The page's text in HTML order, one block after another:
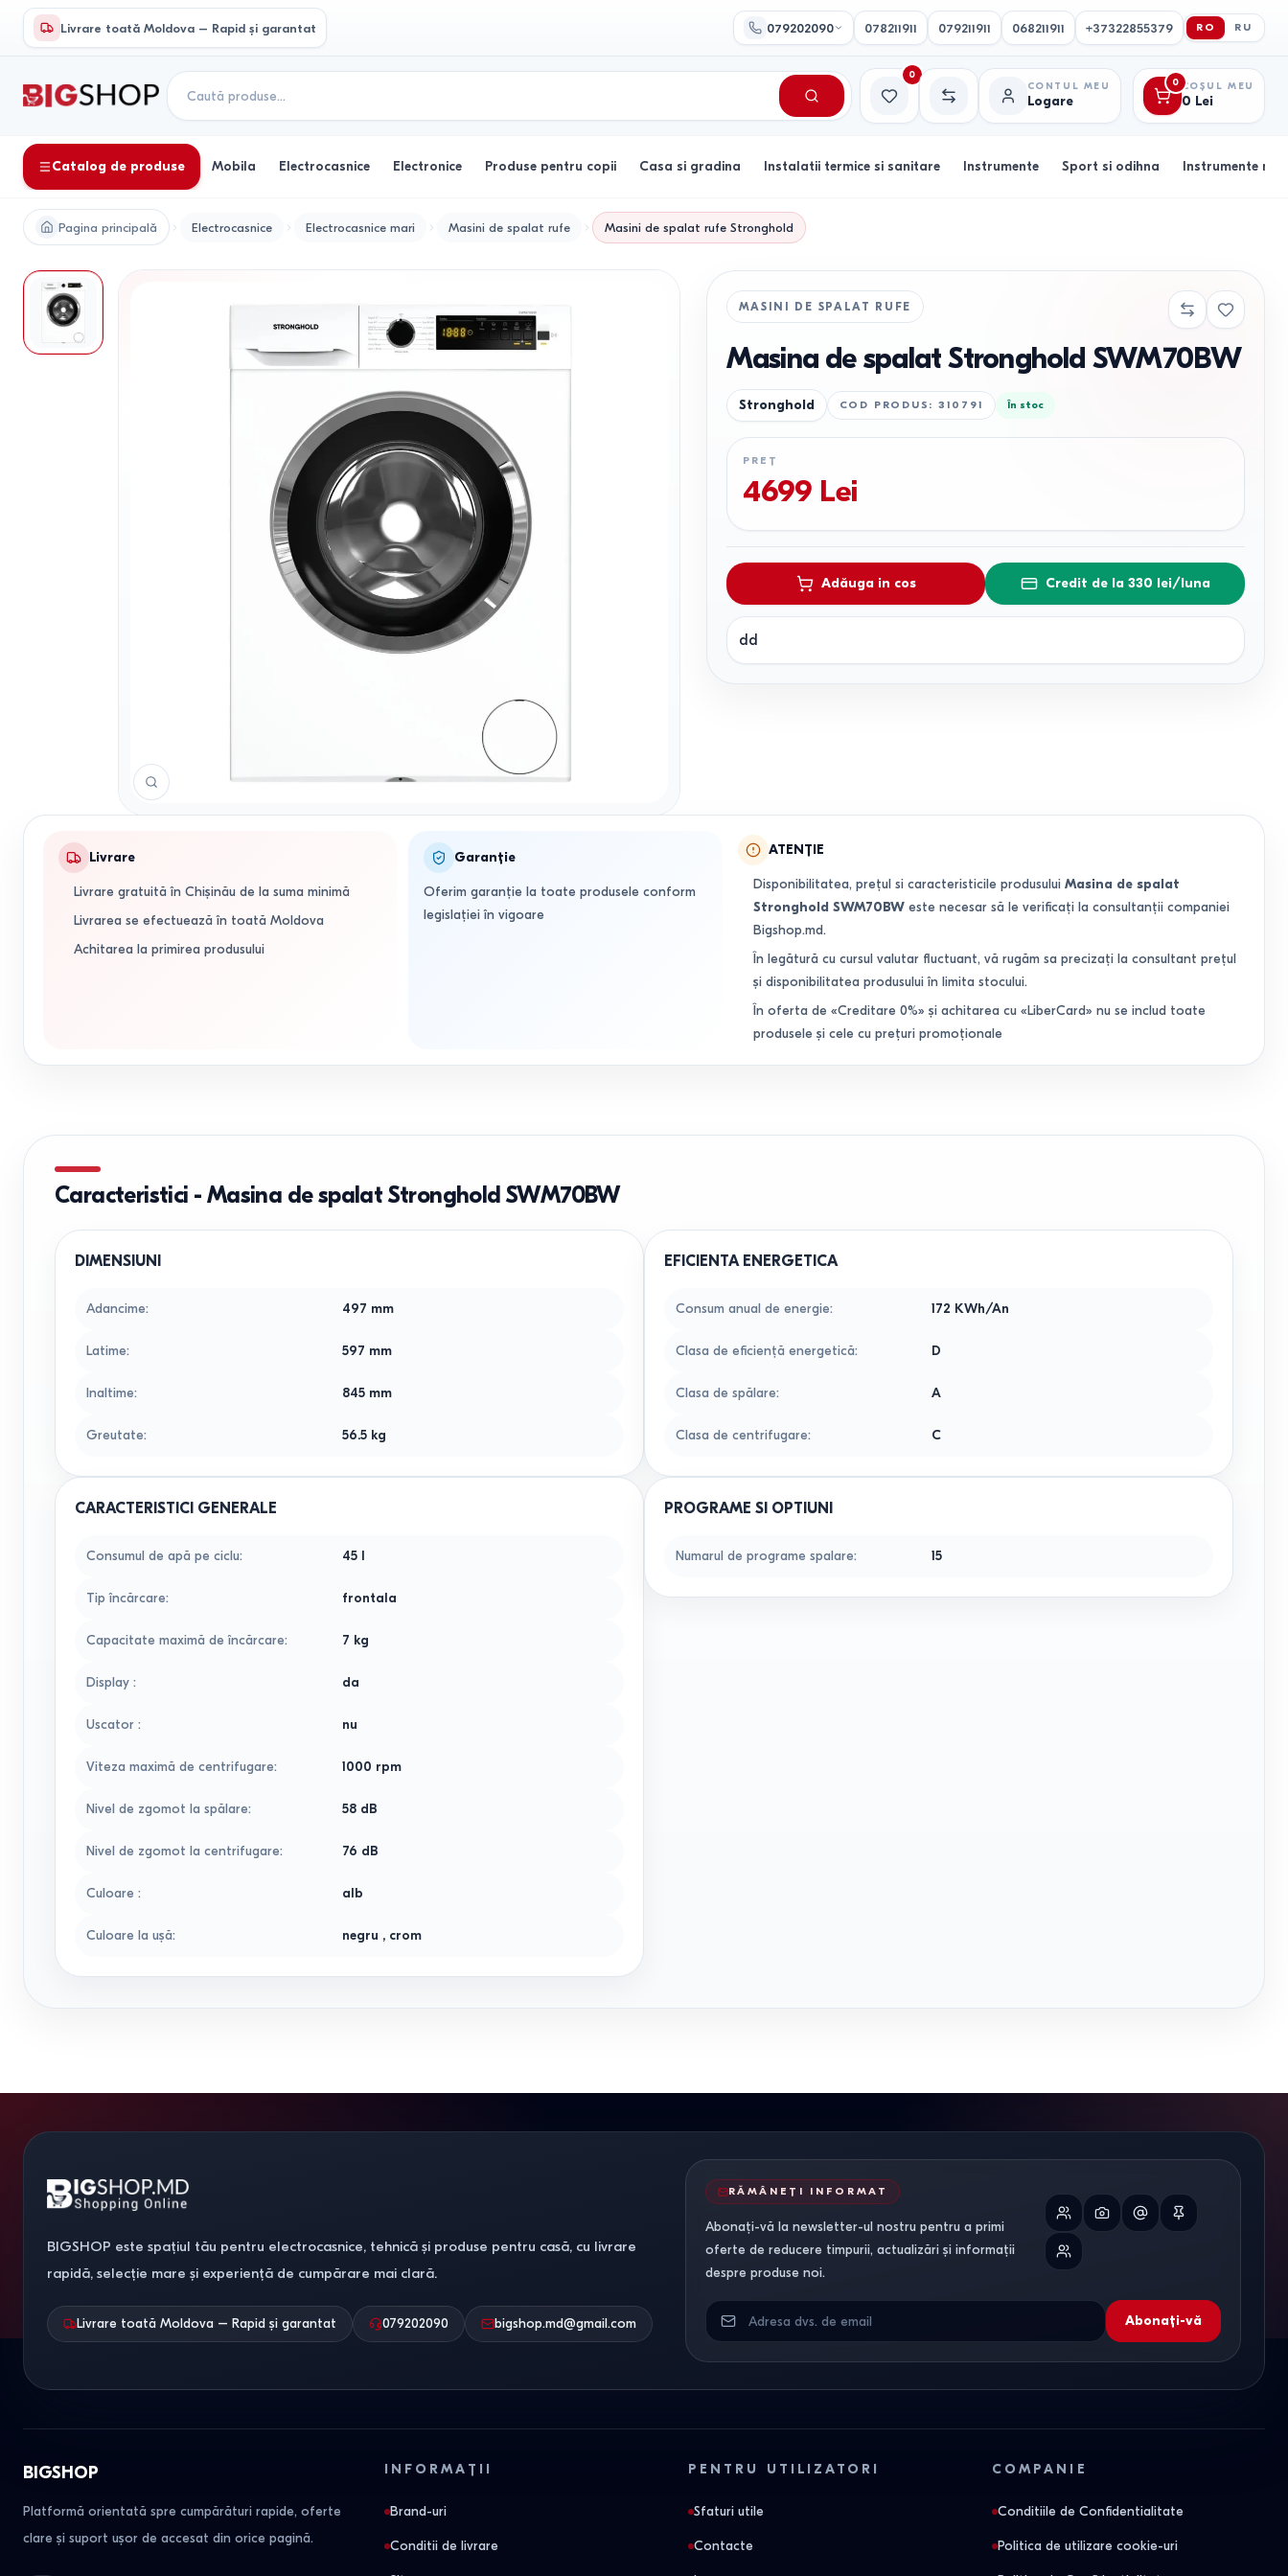
Livrare toată Moldova – Rapid și garantat 079202090 078211911 079211911 068211911 +37322855379 RO RU
Favorite
0
Comparație
CONTUL MEU
Logare
0 COȘUL MEU
0 Lei
Catalog de produse Mobila Electrocasnice Electronice Produse pentru copii Casa si gradina Instalatii termice si sanitare Instrumente Sport si odihna Instrumente
Pagina principală Electrocasnice Electrocasnice mari Masini de spalat rufe Masini de spalat rufe Stronghold
MASINI DE SPALAT RUFE
Masina de spalat Stronghold SWM70BW
Stronghold COD PRODUS : 310791 În stoc
PREȚ
4699 Lei
Adăuga in cos Credit de la 330 lei/luna
dd
Livrare
Livrare gratuită în Chișinău de la suma minimă
Livrarea se efectuează în toată Moldova
Achitarea la primirea produsului
Garanție
Oferim garanție la toate produsele conform
legislației în vigoare
ATENȚIE
Disponibilitatea, prețul si caracteristicile produsului Masina de spalat
Stronghold SWM70BW este necesar să le verificați la consultanții companiei
Bigshop.md.
În legătură cu cursul valutar fluctuant, vă rugăm sa precizați la consultant prețul
și disponibilitatea produsului în limita stocului.
În oferta de «Creditare 0%» și achitarea cu «LiberCard» nu se includ toate
produsele și cele cu prețuri promoționale
Caracteristici - Masina de spalat Stronghold SWM70BW
DIMENSIUNI
Adancime: 497 mm
Latime: 597 mm
Inaltime: 845 mm
Greutate: 56.5 kg
CARACTERISTICI GENERALE
Consumul de apă pe ciclu: 45 l
Tip încărcare: frontala
Capacitate maximă de încărcare: 7 kg
Display : da
Uscator : nu
Viteza maximă de centrifugare: 1000 rpm
Nivel de zgomot la spălare: 58 dB
Nivel de zgomot la centrifugare: 76 dB
Culoare : alb
Culoare la uşă: negru , crom
EFICIENTA ENERGETICA
Consum anual de energie: 172 KWh/An
Clasa de eficiență energetică: D
Clasa de spălare: A
Clasa de centrifugare: C
PROGRAME SI OPTIUNI
Numarul de programe spalare: 15
BIGSHOP este spațiul tău pentru electrocasnice, tehnică și produse pentru casă, cu livrare
rapidă, selecție mare și experiență de cumpărare mai clară.
Livrare toată Moldova – Rapid și garantat 079202090 bigshop.md@gmail.com
RĂMÂNEȚI INFORMAT
Abonați-vă la newsletter-ul nostru pentru a primi
oferte de reducere timpurii, actualizări și informații
despre produse noi.
Abonați-vă
BIGSHOP
Platformă orientată spre cumpărături rapide, oferte
clare și suport ușor de accesat din orice pagină.
INFORMAȚII
Brand-uri
Conditii de livrare
PENTRU UTILIZATORI
Sfaturi utile
Contacte
COMPANIE
Conditiile de Confidentialitate
Politica de utilizare cookie-uri